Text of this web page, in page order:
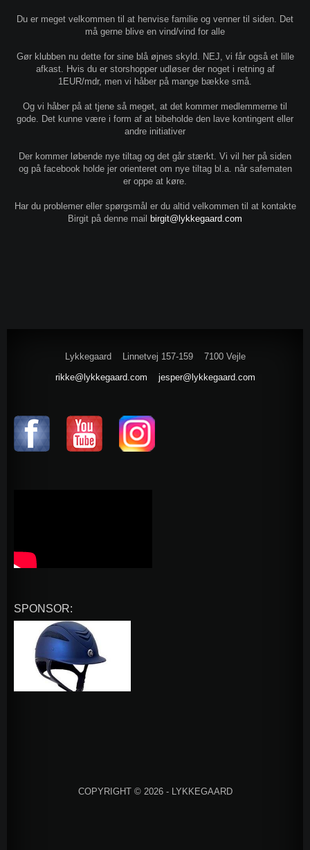
Du er meget velkommen til at henvise familie og venner til siden. Det
må gerne blive en vind/vind for alle
Gør klubben nu dette for sine blå øjnes skyld. NEJ, vi får også et lille
afkast. Hvis du er storshopper udløser der noget i retning af
1EUR/mdr, men vi håber på mange bække små.
Og vi håber på at tjene så meget, at det kommer medlemmerne til
gode. Det kunne være i form af at bibeholde den lave kontingent eller
andre initiativer
Der kommer løbende nye tiltag og det går stærkt. Vi vil her på siden
og på facebook holde jer orienteret om nye tiltag bl.a. når safematen
er oppe at køre.
Har du problemer eller spørgsmål er du altid velkommen til at kontakte
Birgit på denne mail
birgit@lykkegaard.com
Lykkegaard Linnetvej 157-159
7100 Vejle
rikke@lykkegaard.com
jesper@lykkegaard.com
SPONSOR:
COPYRIGHT © 2026 - LYKKEGAARD